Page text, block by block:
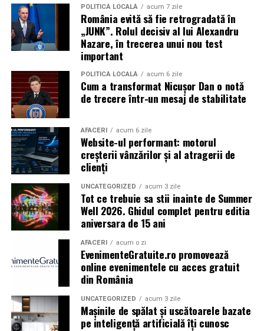
ActoriiVlad Gherman, Oana Gherman și Ioana
Ginghină
vin la întâlnirea cu publicul dinCinema City
Vivo! Pitești pe 17 februarie, de la 18:30și vor
participa la o discuție după proiecție, alături de
Paul Decu.
Caravana„În pielea mea”ajunge laCinema City
Shopping City Ploiești, pe 18 februarie, de la 18:30, la
proiecția specială introdusă de regizorul
alături de actoriiIoana State, Vlad și Oana Gherman,
Azaleea Necula și Gabriel Vatavu.
O comedie actuală și spumoasă, filmul
mea”este distribuit de T.R.I.B.E. Films.
TRAILER:https://bit.ly/InPieleaMea
Site oficial:inpieleamea.ro
Mai multe detalii, imagini de la filmări, fragmente din
film, declarații din partea actorilor și informații despre
concursuri sunt disponibile pe paginile social media ale
filmului deFacebook,Instagram,TikTok
Adrian Pădurețu semnează imaginea filmului. De sunet
POLITICĂ LOCALĂ acum 7 zile
România evită să fie retrogradată în
„JUNK”. Rolul decisiv al lui Alexandru
Nazare, în trecerea unui nou test
important
POLITICĂ LOCALĂ acum 6 zile
Cum a transformat Nicușor Dan o notă
de trecere într-un mesaj de stabilitate
AFACERI acum 6 zile
Website-ul performant: motorul
creșterii vânzărilor și al atragerii de
clienți
UNCATEGORIZED acum 3 zile
Tot ce trebuie sa stii inainte de Summer
Well 2026. Ghidul complet pentru editia
aniversara de 15 ani
AFACERI acum o zi
EvenimenteGratuite.ro promovează
online evenimentele cu acces gratuit
din România
UNCATEGORIZED acum 3 zile
Mașinile de spălat și uscătoarele bazate
pe inteligență artificială îți cunosc